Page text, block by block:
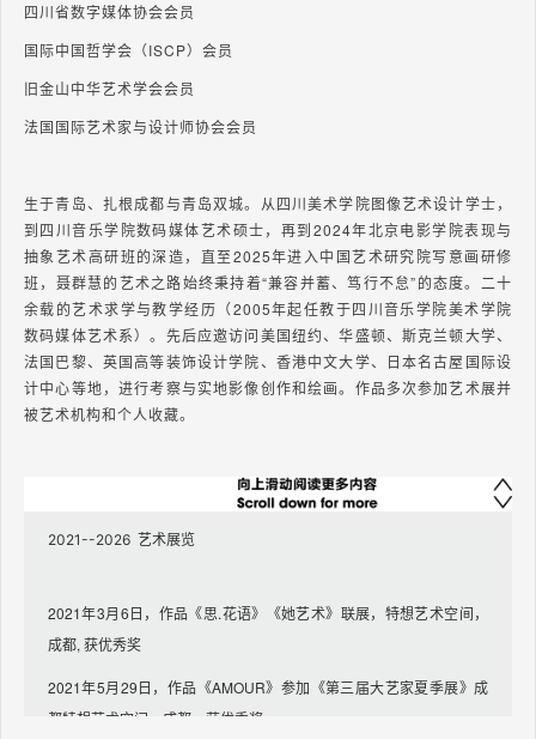
四川省数字媒体协会会员
国际中国哲学会（ISCP）会员
旧金山中华艺术学会会员
法国国际艺术家与设计师协会会员
生于青岛、扎根成都与青岛双城。从四川美术学院图像艺术设计学士，
到四川音乐学院数码媒体艺术硕士，再到2024年北京电影学院表现与
抽象艺术高研班的深造，直至2025年进入中国艺术研究院写意画研修
班，聂群慧的艺术之路始终秉持着“兼容并蓄、笃行不怠”的态度。二十
余载的艺术求学与教学经历（2005年起任教于四川音乐学院美术学院
数码媒体艺术系）。先后应邀访问美国纽约、华盛顿、斯克兰顿大学、
法国巴黎、英国高等装饰设计学院、香港中文大学、日本名古屋国际设
计中心等地，进行考察与实地影像创作和绘画。作品多次参加艺术展并
被艺术机构和个人收藏。
2021--2026 艺术展览
2021年3月6日，作品《思.花语》《她艺术》联展，特想艺术空间，
成都, 获优秀奖
2021年5月29日，作品《AMOUR》参加《第三届大艺家夏季展》成
都特想艺术空间，成都，获优秀奖